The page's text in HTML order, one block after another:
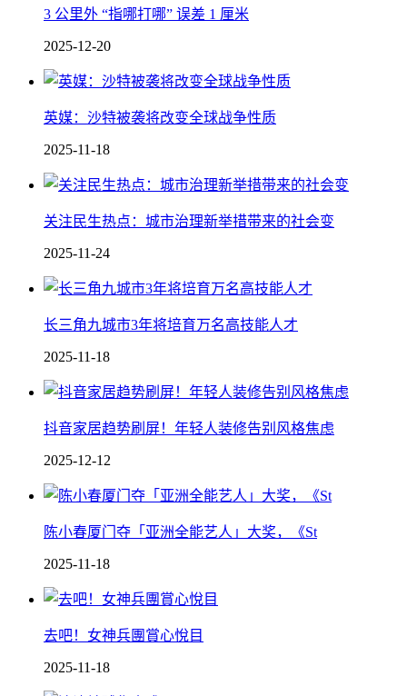
3 公里外 “指哪打哪” 误差 1 厘米
2025-12-20
英媒：沙特被袭将改变全球战争性质
2025-11-18
关注民生热点：城市治理新举措带来的社会变
2025-11-24
长三角九城市3年将培育万名高技能人才
2025-11-18
抖音家居趋势刷屏！年轻人装修告别风格焦虑
2025-12-12
陈小春厦门夺「亚洲全能艺人」大奖，《St
2025-11-18
去吧！女神兵團賞心悅目
2025-11-18